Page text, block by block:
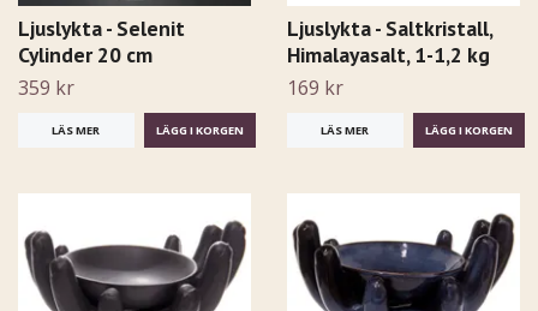
Ljuslykta - Selenit
Cylinder 20 cm
359 kr
LÄS MER
Ljuslykta - Saltkristall,
Himalayasalt, 1-1,2 kg
169 kr
LÄS MER